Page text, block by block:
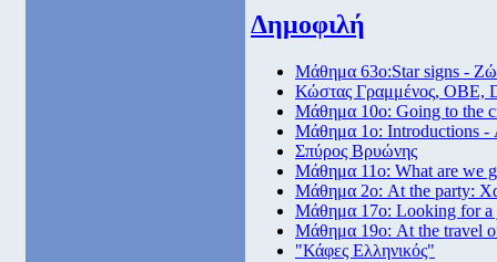
Δημοφιλή
Μάθημα 63ο:Star signs -
Κώστας Γραμμένος, ΟΒΕ,
Μάθημα 10ο: Going to the
Μάθημα 1ο: Introductions -
Σπύρος Βρυώνης
Μάθημα 11ο: What are we
Μάθημα 2ο: At the party:
Μάθημα 17ο: Looking for a
Μάθημα 19ο: At the travel
"Κάφες Ελληνικός"